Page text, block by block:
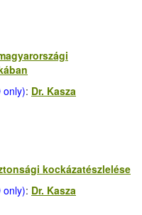
only): Dr. Kasza
kockázatészlelése
only): Dr. Kasza